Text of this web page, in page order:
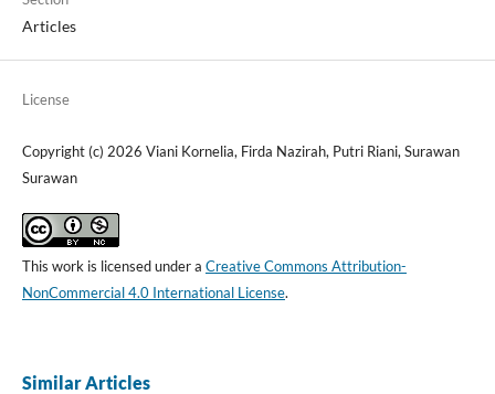
Articles
License
Copyright (c) 2026 Viani Kornelia, Firda Nazirah, Putri Riani, Surawan
Surawan
This work is licensed under a Creative Commons Attribution-
NonCommercial 4.0 International License.
Similar Articles